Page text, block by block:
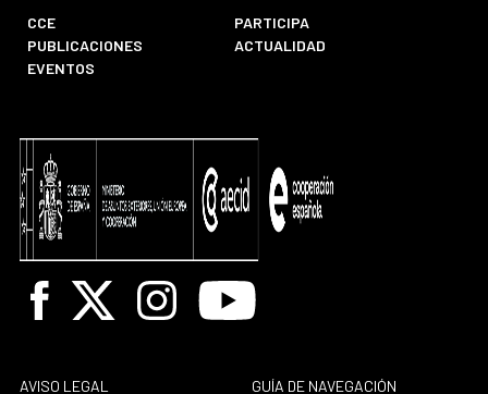
CCE
PARTICIPA
PUBLICACIONES
ACTUALIDAD
EVENTOS
Facebook
X InstagramYoutube
AVISO LEGAL
GUÍA DE NAVEGACIÓN